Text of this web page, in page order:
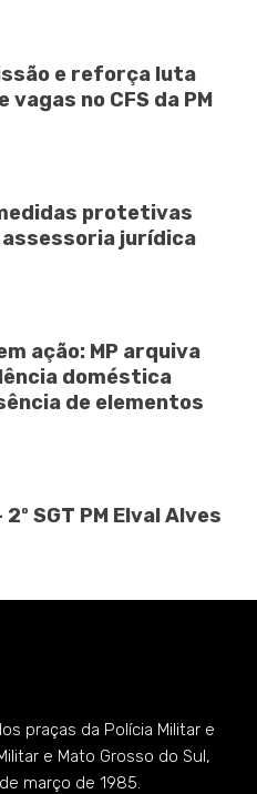
e reforça luta
vagas no CFS da PM
protetivas
jurídica
ação: MP arquiva
doméstica
de elementos
2º SGT PM Elval Alves
praças da Polícia Militar e
e Mato Grosso do Sul,
março de 1985.